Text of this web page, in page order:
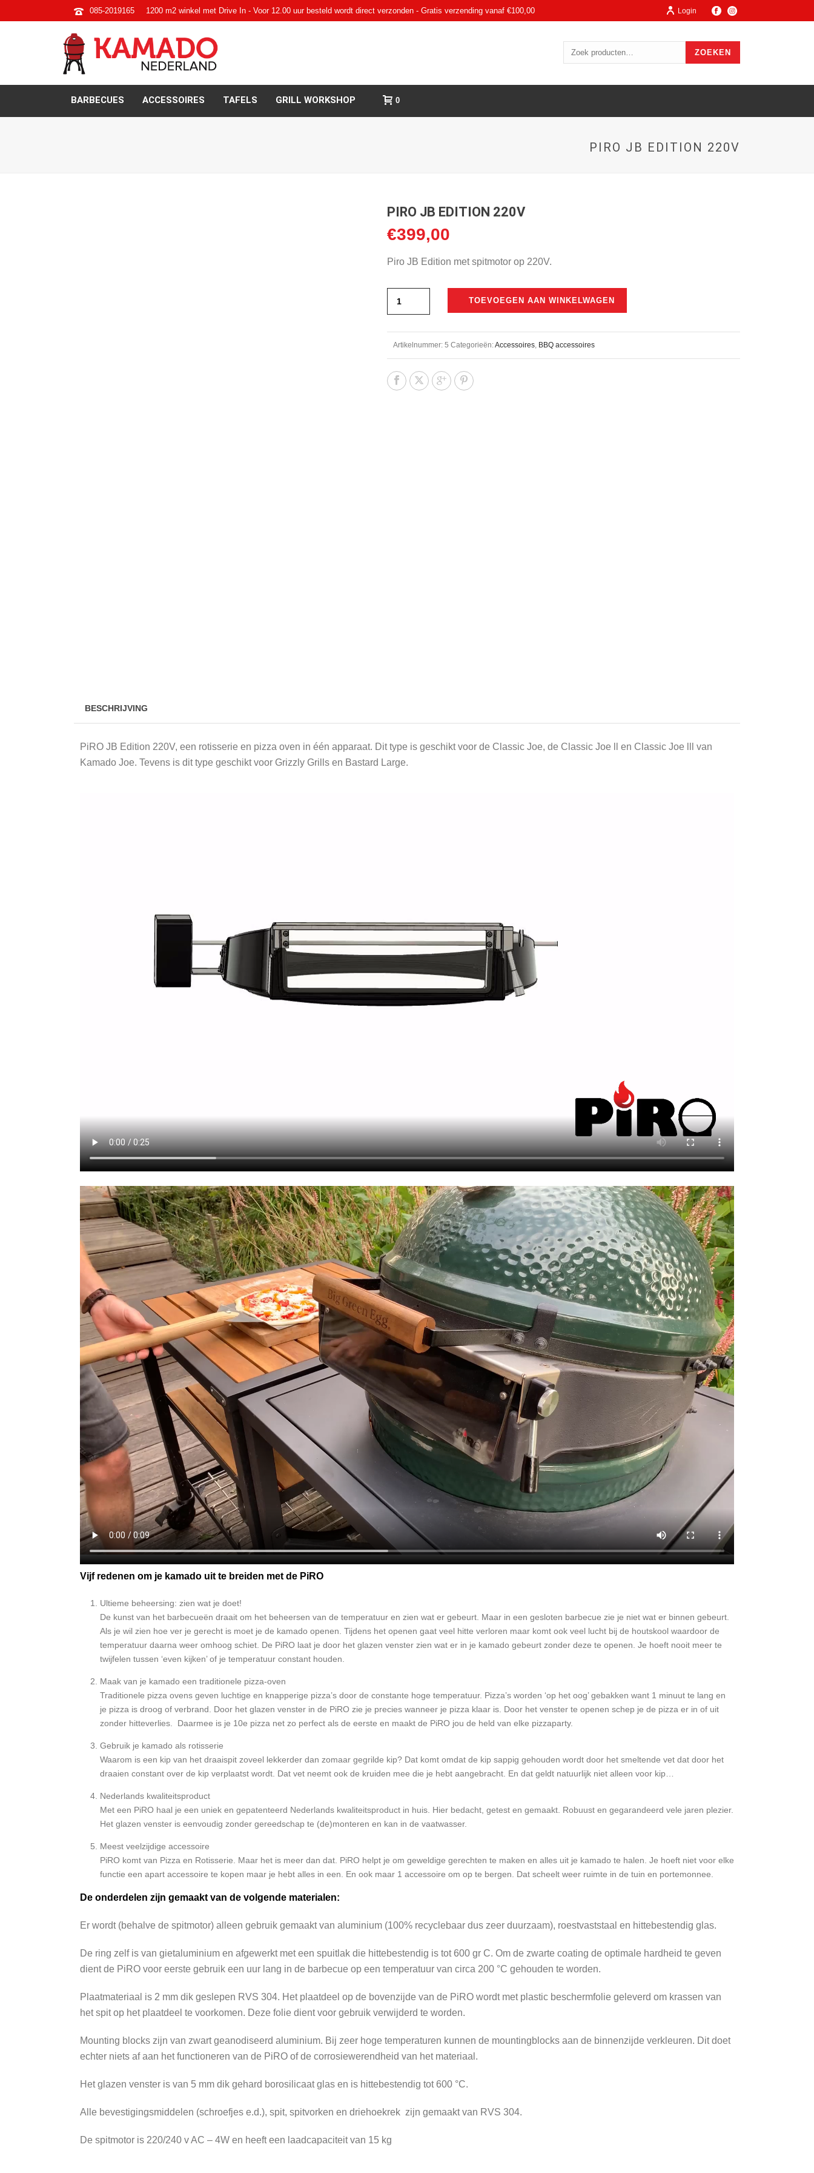
085-2019165 1200 m2 winkel met Drive In - Voor 12.00 uur besteld wordt direct verzonden - Gratis verzending vanaf €100,00 Login
ZOEKEN
BARBECUES ACCESSOIRES TAFELS GRILL WORKSHOP 0
PIRO JB EDITION 220V
PIRO JB EDITION 220V
€399,00
Piro JB Edition met spitmotor op 220V.
TOEVOEGEN AAN WINKELWAGEN
Artikelnummer: 5 Categorieën:Accessoires, BBQ accessoires
BESCHRIJVING
PiRO JB Edition 220V, een rotisserie en pizza oven in één apparaat. Dit type is geschikt voor de Classic Joe, de Classic Joe ll en Classic Joe lll van
Kamado Joe. Tevens is dit type geschikt voor Grizzly Grills en Bastard Large.
Vijf redenen om je kamado uit te breiden met de PiRO
Ultieme beheersing: zien wat je doet!
De kunst van het barbecueën draait om het beheersen van de temperatuur en zien wat er gebeurt. Maar in een gesloten barbecue zie je niet wat er binnen gebeurt.
Als je wil zien hoe ver je gerecht is moet je de kamado openen. Tijdens het openen gaat veel hitte verloren maar komt ook veel lucht bij de houtskool waardoor de
temperatuur daarna weer omhoog schiet. De PiRO laat je door het glazen venster zien wat er in je kamado gebeurt zonder deze te openen. Je hoeft nooit meer te
twijfelen tussen ‘even kijken’ of je temperatuur constant houden.
Maak van je kamado een traditionele pizza-oven
Traditionele pizza ovens geven luchtige en knapperige pizza’s door de constante hoge temperatuur. Pizza’s worden ‘op het oog’ gebakken want 1 minuut te lang en
je pizza is droog of verbrand. Door het glazen venster in de PiRO zie je precies wanneer je pizza klaar is. Door het venster te openen schep je de pizza er in of uit
zonder hitteverlies. Daarmee is je 10e pizza net zo perfect als de eerste en maakt de PiRO jou de held van elke pizzaparty.
Gebruik je kamado als rotisserie
Waarom is een kip van het draaispit zoveel lekkerder dan zomaar gegrilde kip? Dat komt omdat de kip sappig gehouden wordt door het smeltende vet dat door het
draaien constant over de kip verplaatst wordt. Dat vet neemt ook de kruiden mee die je hebt aangebracht. En dat geldt natuurlijk niet alleen voor kip…
Nederlands kwaliteitsproduct
Met een PiRO haal je een uniek en gepatenteerd Nederlands kwaliteitsproduct in huis. Hier bedacht, getest en gemaakt. Robuust en gegarandeerd vele jaren plezier.
Het glazen venster is eenvoudig zonder gereedschap te (de)monteren en kan in de vaatwasser.
Meest veelzijdige accessoire
PiRO komt van Pizza en Rotisserie. Maar het is meer dan dat. PiRO helpt je om geweldige gerechten te maken en alles uit je kamado te halen. Je hoeft niet voor elke
functie een apart accessoire te kopen maar je hebt alles in een. En ook maar 1 accessoire om op te bergen. Dat scheelt weer ruimte in de tuin en portemonnee.
De onderdelen zijn gemaakt van de volgende materialen:
Er wordt (behalve de spitmotor) alleen gebruik gemaakt van aluminium (100% recyclebaar dus zeer duurzaam), roestvaststaal en hittebestendig glas.
De ring zelf is van gietaluminium en afgewerkt met een spuitlak die hittebestendig is tot 600 gr C. Om de zwarte coating de optimale hardheid te geven
dient de PiRO voor eerste gebruik een uur lang in de barbecue op een temperatuur van circa 200 °C gehouden te worden.
Plaatmateriaal is 2 mm dik geslepen RVS 304. Het plaatdeel op de bovenzijde van de PiRO wordt met plastic beschermfolie geleverd om krassen van
het spit op het plaatdeel te voorkomen. Deze folie dient voor gebruik verwijderd te worden.
Mounting blocks zijn van zwart geanodiseerd aluminium. Bij zeer hoge temperaturen kunnen de mountingblocks aan de binnenzijde verkleuren. Dit doet
echter niets af aan het functioneren van de PiRO of de corrosiewerendheid van het materiaal.
Het glazen venster is van 5 mm dik gehard borosilicaat glas en is hittebestendig tot 600 °C.
Alle bevestigingsmiddelen (schroefjes e.d.), spit, spitvorken en driehoekrek zijn gemaakt van RVS 304.
De spitmotor is 220/240 v AC – 4W en heeft een laadcapaciteit van 15 kg